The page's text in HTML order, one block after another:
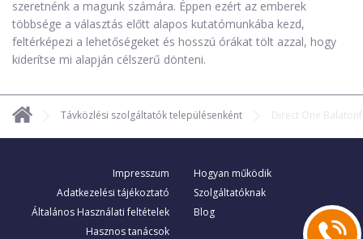
szeretnénk a magunk számára. Éppen ezért az emberek
többsége a választás előtt alapos kutatómunkába kezd,
feltérképezi a lehetőségeket és hosszú órákat tölt azzal, hogy
kiderítse mi alapján célszerű dönteni.
Távközlési szolgáltatók településenként Direct One
Impresszum
Adatkezelési tájékoztató
Általános Használati feltételek
Hasznos tanácsok
Hogyan működik
Szolgáltatóknak
Blog